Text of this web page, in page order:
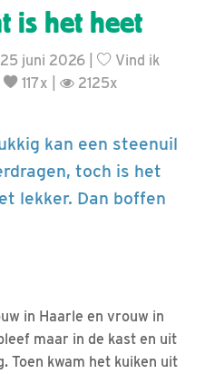
is het heet
juni 2026 |
Vind ik
117x | 2125x
kan een steenuil
toch is het
lekker. Dan boffen
in Haarle en vrouw in
maar in de kast en uit
Toen kwam het kuiken uit